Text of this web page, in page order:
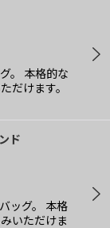
。 本格的な
だけます。
ド
ッグ。 本格
いただけま